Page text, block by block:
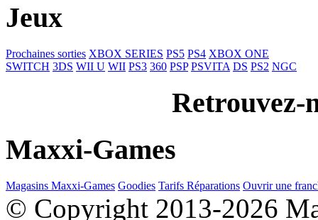
Jeux
Prochaines sorties XBOX SERIES PS5 PS4 XBOX ONE
SWITCH 3DS WII U WII PS3 360 PSP PSVITA DS PS2 NGC
Retrouvez-
Maxxi-Games
Magasins Maxxi-Games Goodies Tarifs Réparations Ouvrir une
© Copyright 2013-2026